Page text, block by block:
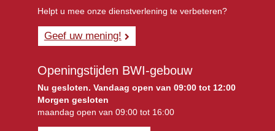
Helpt u mee onze dienstverlening te verbeteren?
Geef uw mening!
Openingstijden BWI-gebouw
Nu gesloten. Vandaag open van 09:00 tot 12:00
Morgen gesloten
maandag open van 09:00 tot 16:00